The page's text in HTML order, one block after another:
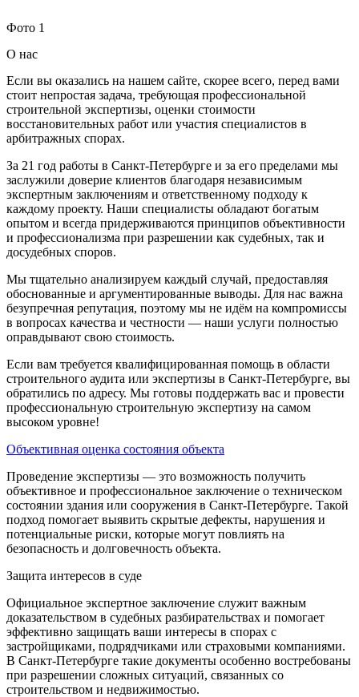
Фото 1
О нас
Если вы оказались на нашем сайте, скорее всего, перед вами
стоит непростая задача, требующая профессиональной
строительной экспертизы, оценки стоимости
восстановительных работ или участия специалистов в
арбитражных спорах.
За 21 год работы в Санкт-Петербурге и за его пределами мы
заслужили доверие клиентов благодаря независимым
экспертным заключениям и ответственному подходу к
каждому проекту. Наши специалисты обладают богатым
опытом и всегда придерживаются принципов объективности
и профессионализма при разрешении как судебных, так и
досудебных споров.
Мы тщательно анализируем каждый случай, предоставляя
обоснованные и аргументированные выводы. Для нас важна
безупречная репутация, поэтому мы не идём на компромиссы
в вопросах качества и честности — наши услуги полностью
оправдывают свою стоимость.
Если вам требуется квалифицированная помощь в области
строительного аудита или экспертизы в Санкт-Петербурге, вы
обратились по адресу. Мы готовы поддержать вас и провести
профессиональную строительную экспертизу на самом
высоком уровне!
Объективная оценка состояния объекта
Проведение экспертизы — это возможность получить
объективное и профессиональное заключение о техническом
состоянии здания или сооружения в Санкт-Петербурге. Такой
подход помогает выявить скрытые дефекты, нарушения и
потенциальные риски, которые могут повлиять на
безопасность и долговечность объекта.
Защита интересов в суде
Официальное экспертное заключение служит важным
доказательством в судебных разбирательствах и помогает
эффективно защищать ваши интересы в спорах с
застройщиками, подрядчиками или страховыми компаниями.
В Санкт-Петербурге такие документы особенно востребованы
при разрешении сложных ситуаций, связанных со
строительством и недвижимостью.